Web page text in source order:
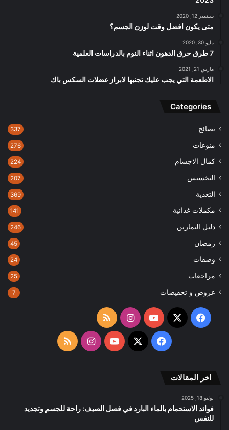
سبتمبر 12, 2020
متى يكون افضل وقت لوزن الجسم؟
مايو 30, 2020
7 طرق حرق الدهون اثناء النوم بالدراسات العلمية
مارس 21, 2021
الاطعمة التي يجب عليك تجنبها لابراز عضلات السكس باك
Categories
نصائح 337
منوعات 276
كمال الاجسام 224
التخسيس 207
التغذية 369
مكملات غذائية 141
دليل التمارين 246
رمضان 45
وصفات 24
مراجعات 25
عروض و تخفيضات 7
فيسبوك
‫X
‫YouTubeانستقرامملخص
الموقع
فيسبوك
‫X
‫YouTubeانستقرامملخص
اخر المقالات
يوليو 18, 2025
فوائد الاستحمام بالماء البارد في فصل الصيف: راحة للجسم وتجديد
للنفس